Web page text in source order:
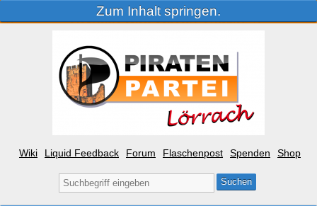
Zum Inhalt springen.
Wiki Liquid Feedback Forum Flaschenpost Spenden Shop
Suche
nach: